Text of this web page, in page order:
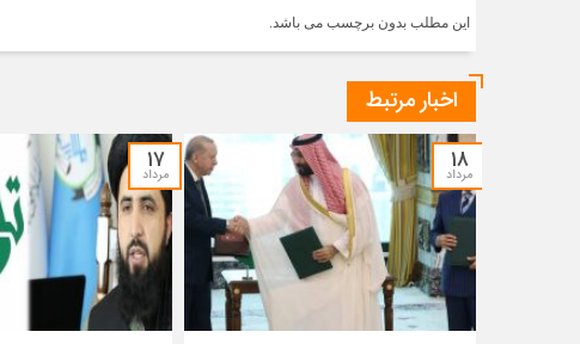
این مطلب بدون برچسب می باشد.
اخبار مرتبط
۱۸
مرداد ۱۷
مرداد